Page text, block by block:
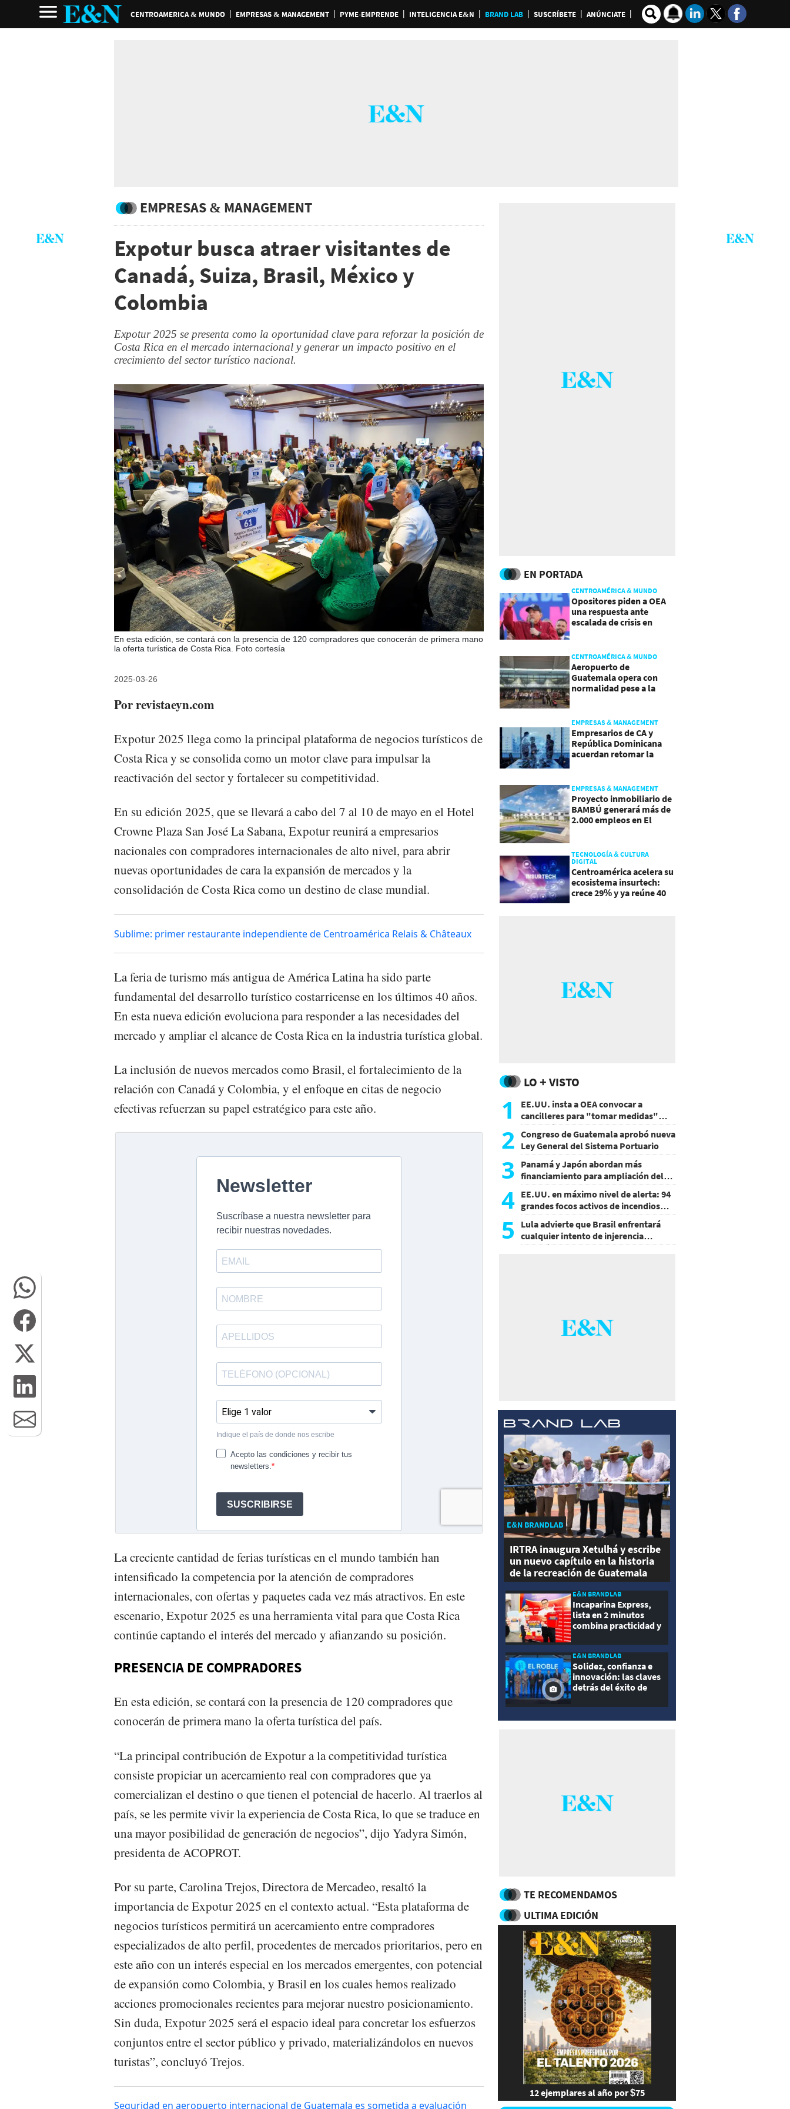
CENTROAMERICA & MUNDO EMPRESAS & MANAGEMENT PYME-EMPRENDE INTELIGENCIA E&N BRAND LAB SUSCRÍBETE ANÚNCIATE
EMPRESAS & MANAGEMENT
Expotur busca atraer visitantes de
Canadá, Suiza, Brasil, México y
Colombia
Expotur 2025 se presenta como la oportunidad clave para reforzar la posición de
Costa Rica en el mercado internacional y generar un impacto positivo en el
crecimiento del sector turístico nacional.
En esta edición, se contará con la presencia de 120 compradores que conocerán de primera mano
la oferta turística de Costa Rica. Foto cortesía
2025-03-26
Por revistaeyn.com
Expotur 2025 llega como la principal plataforma de negocios turísticos de
Costa Rica y se consolida como un motor clave para impulsar la
reactivación del sector y fortalecer su competitividad.
En su edición 2025, que se llevará a cabo del 7 al 10 de mayo en el Hotel
Crowne Plaza San José La Sabana, Expotur reunirá a empresarios
nacionales con compradores internacionales de alto nivel, para abrir
nuevas oportunidades de cara la expansión de mercados y la
consolidación de Costa Rica como un destino de clase mundial.
Sublime: primer restaurante independiente de Centroamérica Relais & Châteaux
La feria de turismo más antigua de América Latina ha sido parte
fundamental del desarrollo turístico costarricense en los últimos 40 años.
En esta nueva edición evoluciona para responder a las necesidades del
mercado y ampliar el alcance de Costa Rica en la industria turística global.
La inclusión de nuevos mercados como Brasil, el fortalecimiento de la
relación con Canadá y Colombia, y el enfoque en citas de negocio
efectivas refuerzan su papel estratégico para este año.
La creciente cantidad de ferias turísticas en el mundo también han
intensificado la competencia por la atención de compradores
internacionales, con ofertas y paquetes cada vez más atractivos. En este
escenario, Expotur 2025 es una herramienta vital para que Costa Rica
continúe captando el interés del mercado y afianzando su posición.
PRESENCIA DE COMPRADORES
En esta edición, se contará con la presencia de 120 compradores que
conocerán de primera mano la oferta turística del país.
“La principal contribución de Expotur a la competitividad turística
consiste propiciar un acercamiento real con compradores que ya
comercializan el destino o que tienen el potencial de hacerlo. Al traerlos al
país, se les permite vivir la experiencia de Costa Rica, lo que se traduce en
una mayor posibilidad de generación de negocios”, dijo Yadyra Simón,
presidenta de ACOPROT.
Por su parte, Carolina Trejos, Directora de Mercadeo, resaltó la
importancia de Expotur 2025 en el contexto actual. “Esta plataforma de
negocios turísticos permitirá un acercamiento entre compradores
especializados de alto perfil, procedentes de mercados prioritarios, pero en
este año con un interés especial en los mercados emergentes, con potencial
de expansión como Colombia, y Brasil en los cuales hemos realizado
acciones promocionales recientes para mejorar nuestro posicionamiento.
Sin duda, Expotur 2025 será el espacio ideal para concretar los esfuerzos
conjuntos entre el sector público y privado, materializándolos en nuevos
turistas”, concluyó Trejos.
Seguridad en aeropuerto internacional de Guatemala es sometida a evaluación
EN PORTADA
CENTROAMÉRICA & MUNDO
Opositores piden a OEA
una respuesta ante
escalada de crisis en
CENTROAMÉRICA & MUNDO
Aeropuerto de
Guatemala opera con
normalidad pese a la
EMPRESAS & MANAGEMENT
Empresarios de CA y
República Dominicana
acuerdan retomar la
EMPRESAS & MANAGEMENT
Proyecto inmobiliario de
BAMBÚ generará más de
2.000 empleos en El
TECNOLOGÍA & CULTURA
DIGITAL
Centroamérica acelera su
ecosistema insurtech:
crece 29% y ya reúne 40
LO + VISTO
1
EE.UU. insta a OEA convocar a
cancilleres para "tomar medidas"
sobre Nicaragua
2 Congreso de Guatemala aprobó nueva
Ley General del Sistema Portuario
3 Panamá y Japón abordan más
financiamiento para ampliación del
metro
4 EE.UU. en máximo nivel de alerta: 94
grandes focos activos de incendios
forestales
5
Lula advierte que Brasil enfrentará
cualquier intento de injerencia
extranjera
E&N BRANDLAB
IRTRA inaugura Xetulhá y escribe
un nuevo capítulo en la historia
de la recreación de Guatemala
E&N BRANDLAB
Incaparina Express,
lista en 2 minutos
combina practicidad y
E&N BRANDLAB
Solidez, confianza e
innovación: las claves
detrás del éxito de
TE RECOMENDAMOS
ULTIMA EDICIÓN
12 ejemplares al año por $75